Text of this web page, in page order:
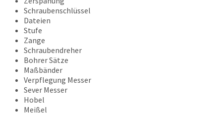
Schraubenschlüssel
Dateien
Stufe
Zange
Schraubendreher
Bohrer Sätze
Maßbänder
Verpflegung Messer
Sever Messer
Hobel
Meißel